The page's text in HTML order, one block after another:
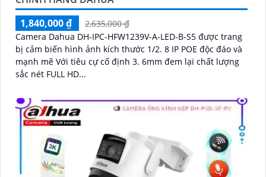
1,840,000 ₫
2,635,000 ₫
Camera Dahua DH-IPC-HFW1239V-A-LED-B-S5 được trang
bị cảm biến hình ảnh kích thước 1/2. 8 IP POE độc đáo và
mạnh mẽ Với tiêu cự cố định 3. 6mm đem lại chất lượng
sắc nét FULL HD...